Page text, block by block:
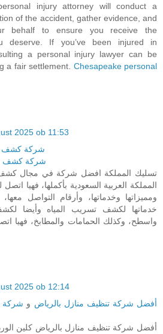
injury attorney will conduct a
of the accident, gather evidence, and
behalf to ensure you receive the
deserve. If you’ve been injured in
a personal injury lawyer can be
a fair settlement. Chesapeake personal
2025 ob 11:53
شركة كشف
شركة كشف
تسليك المملكة افضل شركة في مجال كشف
المملكة العربية السعودية بأكملها، فهيا
ومميزاتها وخدماتها، وأرقام التواصل
خدماتها لكشف تسريب المياه وأيضا
واسطح، وكذلك الحمامات والمطابخ، فهيا
2025 ob 12:14
أفضل شركة تنظيف منازل بالرياض و شركة
أفضل شركة تنظيف منازل بالرياض كلين الورد